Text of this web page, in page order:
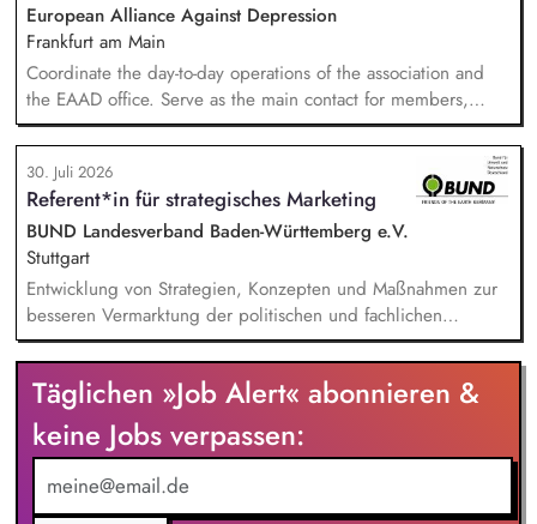
European Alliance Against Depression
Frankfurt am Main
Coordinate the day-to-day operations of the association and
the EAAD office. Serve as the main contact for members,
partners and general enquiries. Support the Board of
Directors by organising meetings, preparing documents and
following up on decisions. Coordinate the association's
website, newsletters and social media. Support awareness
campaigns and communication activities. Coordinate and
develop EAAD's fundraising activities.
30. Juli 2026
Referent*in für strategisches Marketing
BUND Landesverband Baden-Württemberg e.V.
Stuttgart
Entwicklung von Strategien, Konzepten und Maßnahmen zur
besseren Vermarktung der politischen und fachlichen
Aktivitäten des BUND Baden-Württemberg, Beratung,
Unterstützung und Qualifizierung der Haupt- und
Ehrenamtlichen im BUND zur Verbesserung der öffentlichen
Sichtbarkeit des BUND, Konzeptionelle Begleitung des
BUND-Auftritts bei Veranstaltungen, Aktionen u.ä.
Täglichen »Job Alert« abonnieren &
keine Jobs verpassen: